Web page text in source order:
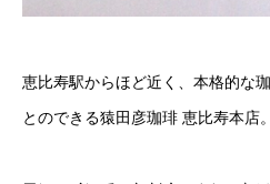
恵比寿駅からほど近く、本格的な
とのできる猿田彦珈琲 恵比寿本店。